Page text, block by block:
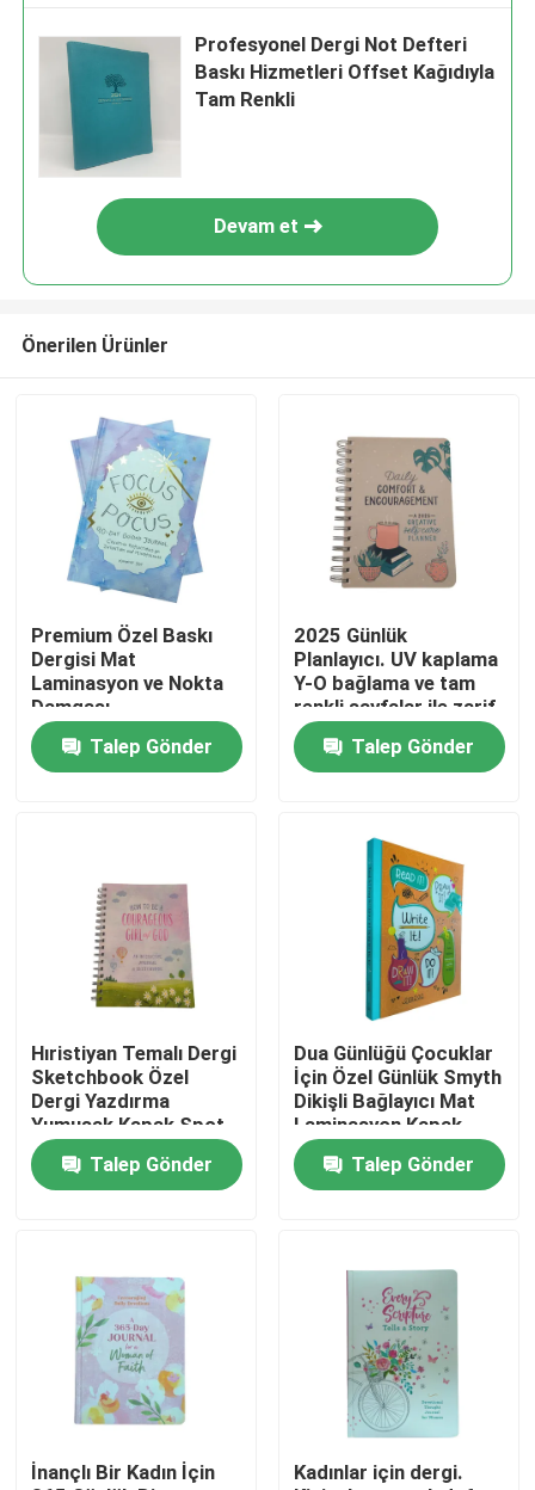
videolar
Kaynak
Bize Ulaşın
Bir teklif isteği
Sehpa Kitap Basımı
Tarot Kartı Baskı
Profesyonel Dergi Not Defteri
Baskı Hizmetleri Offset Kağıdıyla
Tam Renkli
Devam et
Önerilen Ürünler
Premium Özel Baskı
Dergisi Mat
Laminasyon ve Nokta
Damgası
Talep Gönder
2025 Günlük
Planlayıcı. UV kaplama
Y-O bağlama ve tam
renkli sayfalar ile zarif
mat laminatlı özel
dergi. Talep Gönder
Hıristiyan Temalı Dergi
Sketchbook Özel
Dergi Yazdırma
Yumuşak Kapak Spot
UV ve Tam Renkli İç
SayfalarTalep Gönder
Dua Günlüğü Çocuklar
İçin Özel Günlük Smyth
Dikişli Bağlayıcı Mat
Laminasyon Kapak
Odunsuz İç Sayfalar
Talep Gönder
İnançlı Bir Kadın İçin
Kadınlar için dergi.